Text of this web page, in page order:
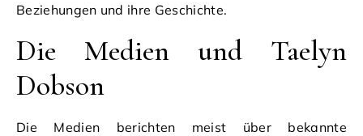
Beziehungen und ihre Geschichte.
Die Medien und Taelyn
Dobson
Die Medien berichten meist über bekannte